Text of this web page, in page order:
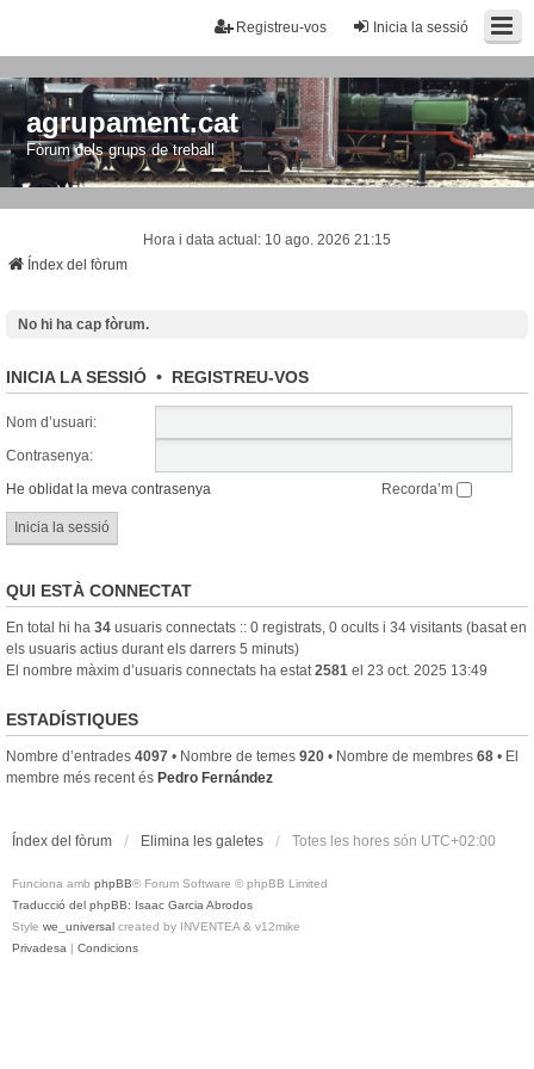
Inicia la sessió
Registreu-vos
agrupament.cat
Fòrum dels grups de treball
Hora i data actual: 10 ago. 2026 21:15
Índex del fòrum
No hi ha cap fòrum.
INICIA LA SESSIÓ • REGISTREU-VOS
Nom d’usuari:
Contrasenya:
He oblidat la meva contrasenya
Recorda’m
QUI ESTÀ CONNECTAT
En total hi ha 34 usuaris connectats :: 0 registrats, 0 ocults i 34 visitants (basat en
els usuaris actius durant els darrers 5 minuts)
El nombre màxim d’usuaris connectats ha estat 2581 el 23 oct. 2025 13:49
ESTADÍSTIQUES
Nombre d’entrades 4097 • Nombre de temes 920 • Nombre de membres 68 • El
membre més recent és Pedro Fernández
Índex del fòrum Elimina les galetes Totes les hores són UTC+02:00
Funciona amb phpBB® Forum Software © phpBB Limited
Traducció del phpBB: Isaac Garcia Abrodos
Style we_universal created by INVENTEA & v12mike
Privadesa | Condicions